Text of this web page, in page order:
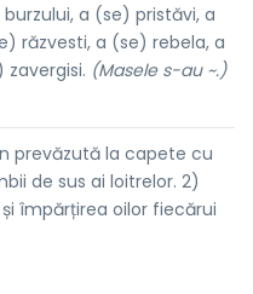
a (se) pristăvi, a
răzvesti, a (se) rebela, a
(Masele s-au ~.)
prevăzută la capete cu
de sus ai loitrelor. 2)
împărțirea oilor fiecărui